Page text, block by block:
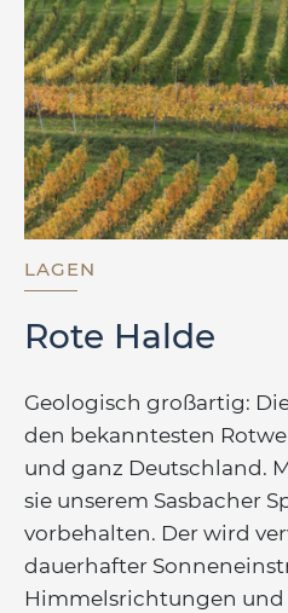
LAGEN
Rote Halde
Geologisch großartig:
den bekanntesten
und ganz Deutschland.
sie unserem Sasbacher
vorbehalten. Der wird
dauerhafter
Himmelsrichtungen